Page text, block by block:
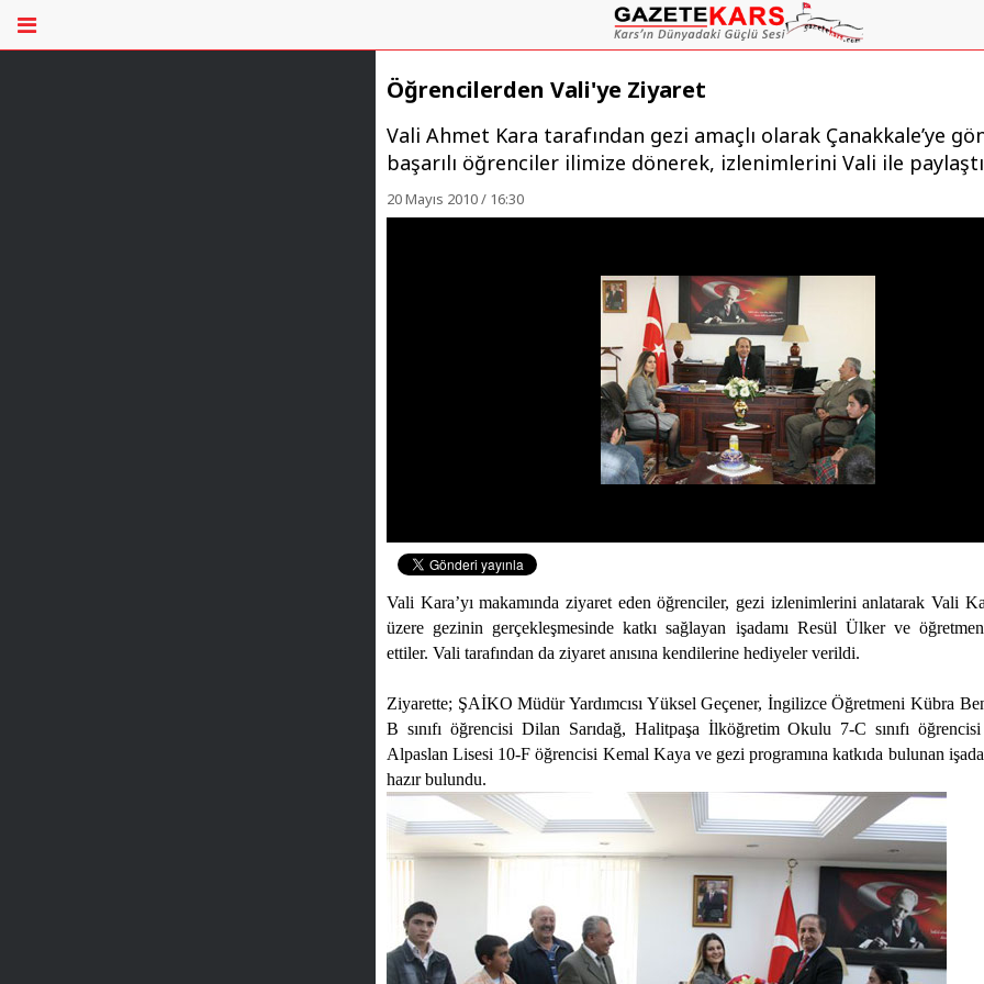
Öğrencilerden Vali'ye Ziyaret
Vali Ahmet Kara tarafından gezi amaçlı olarak Çanakkale’ye
başarılı öğrenciler ilimize dönerek, izlenimlerini Vali ile
20 Mayıs 2010 / 16:30
Vali Kara’yı makamında ziyaret eden öğrenciler, gezi izlenimlerini anlatarak Vali
üzere gezinin gerçekleşmesinde katkı sağlayan işadamı Resül Ülker ve
ettiler. Vali tarafından da ziyaret anısına kendilerine hediyeler verildi.
Ziyarette; ŞAİKO Müdür Yardımcısı Yüksel Geçener, İngilizce Öğretmeni Kübra
B sınıfı öğrencisi Dilan Sarıdağ, Halitpaşa İlköğretim Okulu 7-C sınıfı
Alpaslan Lisesi 10-F öğrencisi Kemal Kaya ve gezi programına katkıda bulunan
hazır bulundu.